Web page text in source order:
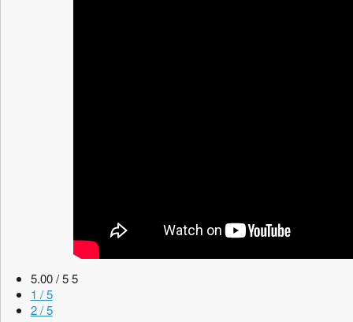
5.00 / 5 5
1 / 5
2 / 5